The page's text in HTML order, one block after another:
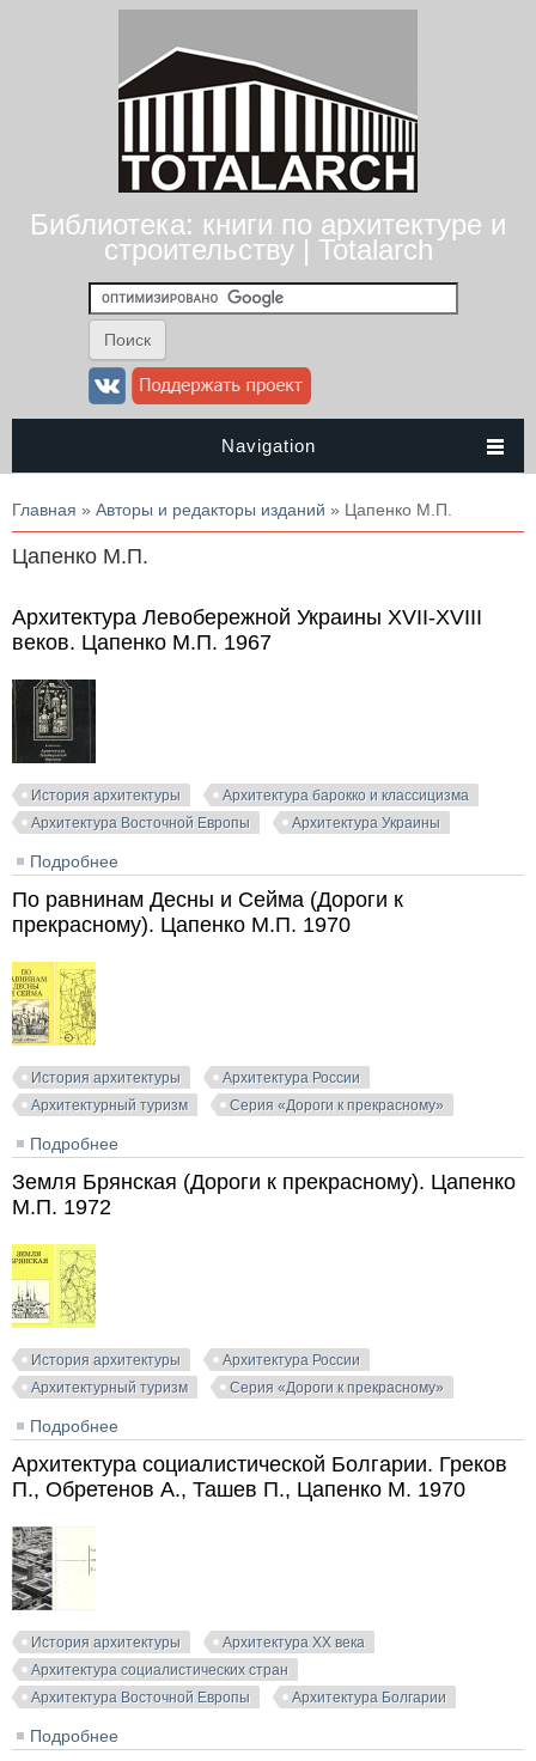
Библиотека: книги по архитектуре и
строительству | Totalarch
Navigation
Вы здесь
Главная » Авторы и редакторы изданий » Цапенко М.П.
Цапенко М.П.
Архитектура Левобережной Украины XVII-XVIII
веков. Цапенко М.П. 1967
История архитектуры
Архитектура барокко и классицизма
Архитектура Восточной Европы
Архитектура Украины
Подробнее
веков. Цапенко М.П. 1967
По равнинам Десны и Сейма (Дороги к
прекрасному). Цапенко М.П. 1970
История архитектуры
Архитектура России
Архитектурный туризм
Серия «Дороги к прекрасному»
Подробнее
Земля Брянская (Дороги к прекрасному). Цапенко
М.П. 1972
История архитектуры
Архитектура России
Архитектурный туризм
Серия «Дороги к прекрасному»
Подробнее
Архитектура социалистической Болгарии. Греков
П., Обретенов А., Ташев П., Цапенко М. 1970
История архитектуры
Архитектура XX века
Архитектура социалистических стран
Архитектура Восточной Европы
Архитектура Болгарии
Подробнее